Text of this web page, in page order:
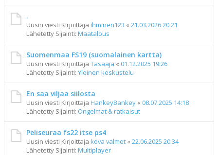
.
Uusin viesti Kirjoittaja ihminen123 « 21.03.2026 20:21
Lähetetty Sijainti: Maatalous
Suomenmaa FS19 (suomalainen kartta)
Uusin viesti Kirjoittaja Tasaaja « 01.12.2025 19:26
Lähetetty Sijainti: Yleinen keskustelu
En saa viljaa siilosta
Uusin viesti Kirjoittaja HankeyBankey « 08.07.2025 14:18
Lähetetty Sijainti: Ongelmat & ratkaisut
Peliseuraa fs22 itse ps4
Uusin viesti Kirjoittaja kova valmet « 22.06.2025 20:34
Lähetetty Sijainti: Multiplayer